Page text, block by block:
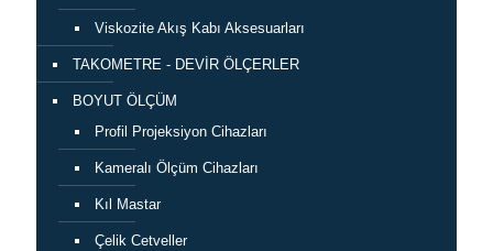
Viskozite Akış Kabı Aksesuarları
TAKOMETRE - DEVİR ÖLÇERLER
BOYUT ÖLÇÜM
Profil Projeksiyon Cihazları
Kameralı Ölçüm Cihazları
Kıl Mastar
Çelik Cetveller